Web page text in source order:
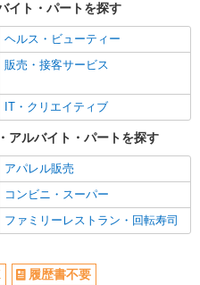
英語が活かせる
高収入・高額
昇給あり
週払い
髪型・髪色自由
ピアスOK
バイク通勤OK
社会保険あり
各種手当（家族・役職・インセン
社員登用あり
イト・パートを探す
ヘルス・ビューティー
販売・接客サービス
IT・クリエイティブ
アルバイト・パートを探す
アパレル販売
コンビニ・スーパー
ファミリーレストラン・回転寿司
履歴書不要